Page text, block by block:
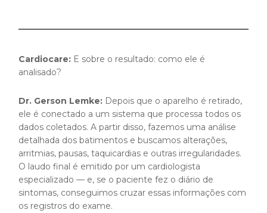
Cardiocare: E sobre o resultado: como ele é
analisado?
Dr. Gerson Lemke: Depois que o aparelho é retirado,
ele é conectado a um sistema que processa todos os
dados coletados. A partir disso, fazemos uma análise
detalhada dos batimentos e buscamos alterações,
arritmias, pausas, taquicardias e outras irregularidades.
O laudo final é emitido por um cardiologista
especializado — e, se o paciente fez o diário de
sintomas, conseguimos cruzar essas informações com
os registros do exame.